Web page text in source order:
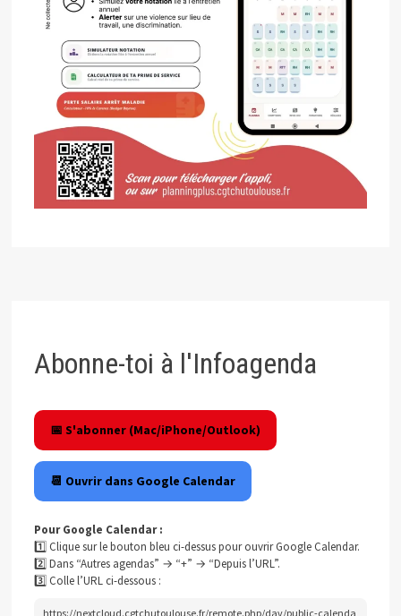
Abonne-toi à l'Infoagenda
📅 S'abonner (Mac/iPhone/Outlook)
📆 Ouvrir dans Google Calendar
Pour Google Calendar :
1️⃣ Clique sur le bouton bleu ci-dessus pour ouvrir Google Calendar.
2️⃣ Dans “Autres agendas” → “+” → “Depuis l’URL”.
3️⃣ Colle l’URL ci-dessous :
https://nextcloud.cgtchutoulouse.fr/remote.php/dav/public-calenda